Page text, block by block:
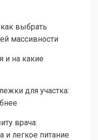
выбрать
массивности
и на какие
для участка:
врача:
и легкое питание